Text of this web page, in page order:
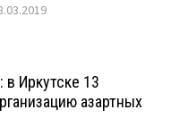
в Иркутске 13
азартных